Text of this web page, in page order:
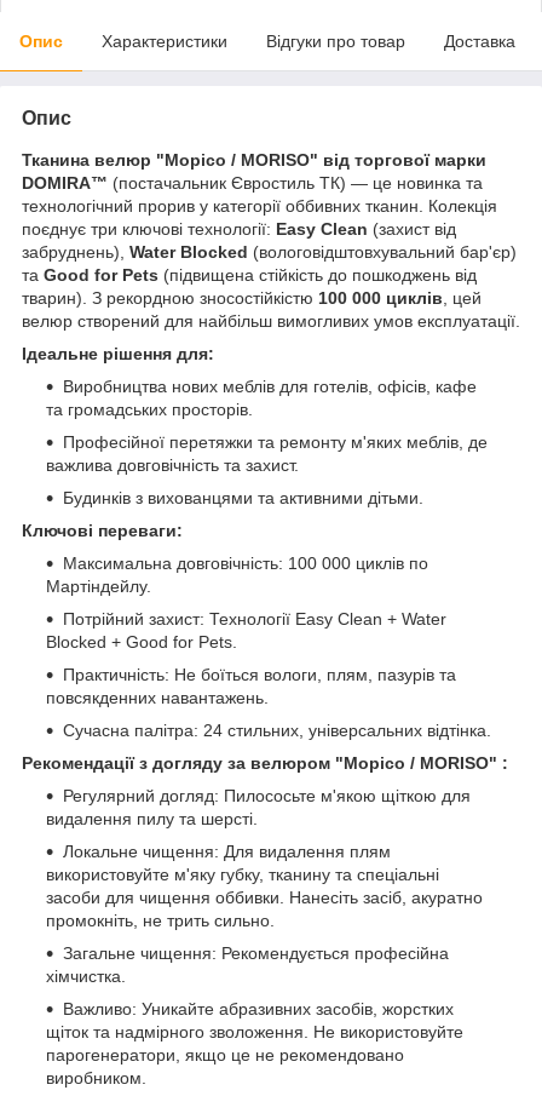
Опис Характеристики Відгуки про товар Доставка
Опис
Тканина велюр "Морісо / MORISO" від торгової марки
DOMIRA™ (постачальник Євростиль ТК) — це новинка та
технологічний прорив у категорії оббивних тканин. Колекція
поєднує три ключові технології: Easy Clean (захист від
забруднень), Water Blocked (вологовідштовхувальний бар'єр)
та Good for Pets (підвищена стійкість до пошкоджень від
тварин). З рекордною зносостійкістю 100 000 циклів , цей
велюр створений для найбільш вимогливих умов експлуатації.
Ідеальне рішення для:
Виробництва нових меблів для готелів, офісів, кафе
та громадських просторів.
Професійної перетяжки та ремонту м'яких меблів, де
важлива довговічність та захист.
Будинків з вихованцями та активними дітьми.
Ключові переваги:
Максимальна довговічність: 100 000 циклів по
Мартіндейлу.
Потрійний захист: Технології Easy Clean + Water
Blocked + Good for Pets.
Практичність: Не боїться вологи, плям, пазурів та
повсякденних навантажень.
Сучасна палітра: 24 стильних, універсальних відтінка.
Рекомендації з догляду за велюром "Морісо / MORISO" :
Регулярний догляд: Пилососьте м'якою щіткою для
видалення пилу та шерсті.
Локальне чищення: Для видалення плям
використовуйте м'яку губку, тканину та спеціальні
засоби для чищення оббивки. Нанесіть засіб, акуратно
промокніть, не трить сильно.
Загальне чищення: Рекомендується професійна
хімчистка.
Важливо: Уникайте абразивних засобів, жорстких
щіток та надмірного зволоження. Не використовуйте
парогенератори, якщо це не рекомендовано
виробником.